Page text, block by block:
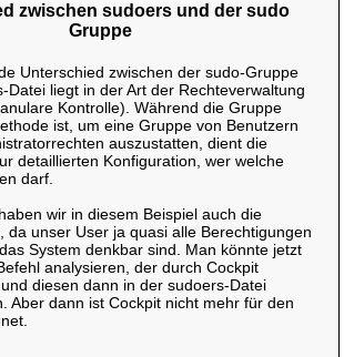
zwischen sudoers und der sudo
Gruppe
Unterschied zwischen der sudo-Gruppe
Datei liegt in der Art der Rechteverwaltung
Kontrolle). Während die Gruppe
ist, um eine Gruppe von Benutzern
auszustatten, dient die
detaillierten Konfiguration, wer welche
darf.
wir in diesem Beispiel auch die
da unser User ja quasi alle Berechtigungen
System denkbar sind. Man könnte jetzt
analysieren, der durch Cockpit
diesen dann in der sudoers-Datei
Aber dann ist Cockpit nicht mehr für den